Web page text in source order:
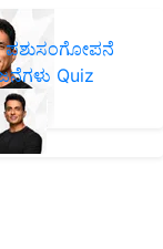
ಪಶುಸಂಗೋಪನೆ
Quiz